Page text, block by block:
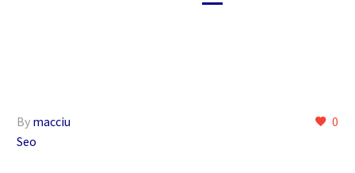
0
By macciu
Seo